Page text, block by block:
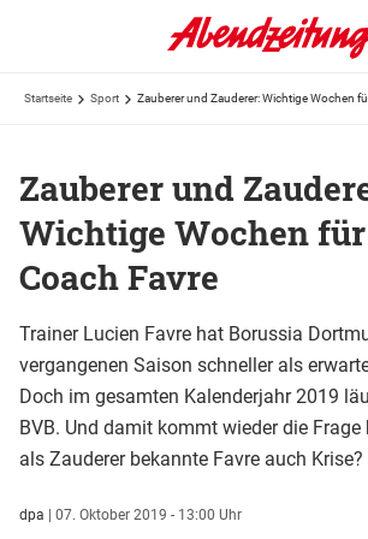
Startseite Sport Zauberer und Zauderer: Wichtige Wochen
Zauberer und
Wichtige Wochen
Coach Favre
Trainer Lucien Favre hat Borussia
vergangenen Saison schneller als
Doch im gesamten Kalenderjahr 2019
BVB. Und damit kommt wieder die Frage
als Zauderer bekannte Favre auch Krise?
dpa | 07. Oktober 2019 - 13:00 Uhr